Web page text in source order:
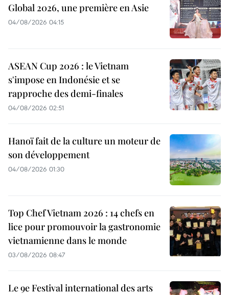
Global 2026, une première en Asie
04/08/2026 04:15
ASEAN Cup 2026 : le Vietnam
s'impose en Indonésie et se
rapproche des demi-finales
04/08/2026 02:51
Hanoï fait de la culture un moteur de
son développement
04/08/2026 01:30
Top Chef Vietnam 2026 : 14 chefs en
lice pour promouvoir la gastronomie
vietnamienne dans le monde
03/08/2026 08:47
Le 9e Festival international des arts